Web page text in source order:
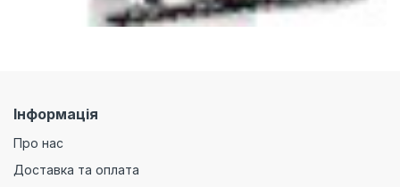
Інформація
Про нас
Доставка та оплата